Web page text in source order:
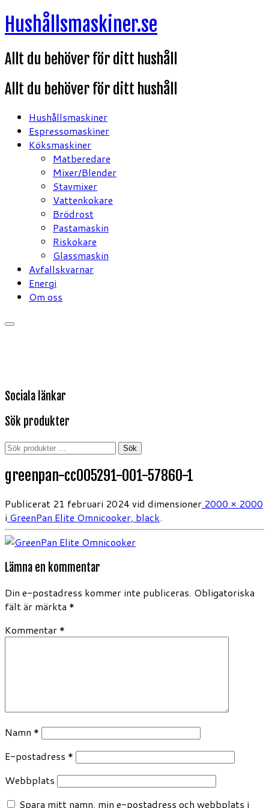
Hoppa
till
Hushållsmaskiner.se
Allt du behöver för ditt hushåll
Allt du behöver för ditt hushåll
Hushållsmaskiner
Espressomaskiner
Köksmaskiner
Matberedare
Mixer/Blender
Stavmixer
Vattenkokare
Brödrost
Pastamaskin
Riskokare
Glassmaskin
Avfallskvarnar
Energi
Om oss
Sociala länkar
Sök produkter
Sök
Sök
greenpan-cc005291-001-57860-1
Publicerat 21 februari 2024 vid dimensioner 2000 × 2000
i GreenPan Elite Omnicooker, black.
Lämna en kommentar
Din e-postadress kommer inte publiceras. Obligatoriska
fält är märkta *
Kommentar *
Namn *
E-postadress *
Webbplats
Spara mitt namn, min e-postadress och webbplats i